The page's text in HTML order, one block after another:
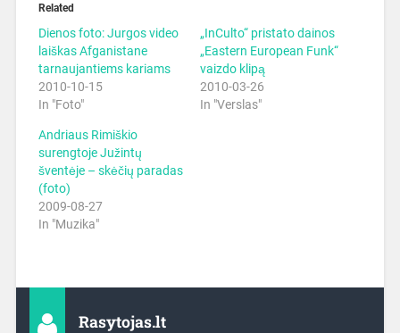
Related
Dienos foto: Jurgos video
laiškas Afganistane
tarnaujantiems kariams
2010-10-15
In "Foto"
„InCulto“ pristato dainos
„Eastern European Funk“
vaizdo klipą
2010-03-26
In "Verslas"
Andriaus Rimiškio
surengtoje Južintų
šventėje – skėčių paradas
(foto)
2009-08-27
In "Muzika"
Rasytojas.lt